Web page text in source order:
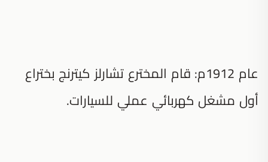
عام 1912م: قام المخترع تشارلز كيترنج بختراع
أول مشغل كهربائي عملي للسيارات.